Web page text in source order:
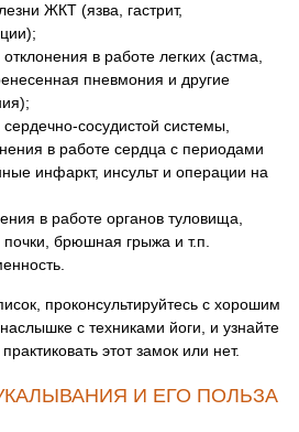
ЖКТ (язва, гастрит,
в работе легких (астма,
пневмония и другие
сосудистой системы,
в работе сердца с периодами
инфаркт, инсульт и операции на
в работе органов туловища,
брюшная грыжа и т.п.
проконсультируйтесь с хорошим
с техниками йоги, и узнайте
этот замок или нет.
И ЕГО ПОЛЬЗА